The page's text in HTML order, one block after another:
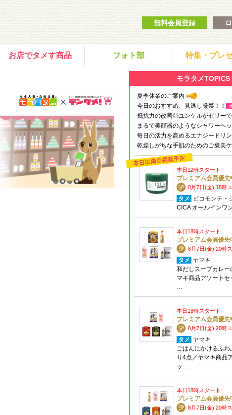
無料会員登録
お店でタメす商品 フォト部 特集・プレ
モラタメTOPICS
夏季休業のご案内
今日のおすすめ、見逃し厳禁！！
抵抗力の改善◎ユンケルがゼリー
まるで美顔器のようなシャワーヘ
毎日の活力を高めるエナジードリ
乾燥しがちな手肌のためのご褒美
本日12時スタート
プレミアム会員優先
8月7日(金) 18時
タメ
ピコモンテ・
CICA オールインワ
本日18時スタート
プレミアム会員優先
8月7日(金) 20時
タメ ヤマキ
和だしスープカレー
マキ商品アソートセ
…
本日18時スタート
プレミアム会員優先
8月7日(金) 20時
タメ ヤマキ
ごはんにかけるふわ
り4点／ヤマキ商品
ッ…
本日18時スタート
プレミアム会員優先
8月7日(金) 20時